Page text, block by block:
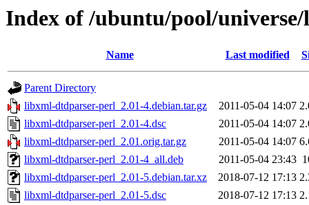
Index of /ubuntu/pool/
Name Last modified
Parent Directory
libxml-dtdparser-perl_2.01-4.debian.tar.gz
2011-05-04 14:07
libxml-dtdparser-perl_2.01-4.dsc
2011-05-04 14:07
libxml-dtdparser-perl_2.01.orig.tar.gz
2011-05-04 14:07
libxml-dtdparser-perl_2.01-4_all.deb
2011-05-04 23:43
libxml-dtdparser-perl_2.01-5.debian.tar.xz
2018-07-12 17:13
libxml-dtdparser-perl_2.01-5.dsc
2018-07-12 17:13